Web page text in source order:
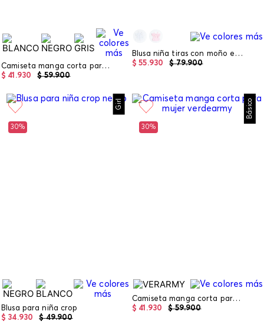
Camiseta manga corta para mujer
$ 59.900
$ 41 .930
Blusa niña tiras con moño en frente
$ 79.900
$ 55.930
Girl
30%
Blusa para niña crop
$ 49.900
$ 34.930
Básico
30%
Camiseta manga corta para mujer
$ 59.900
$ 41 .930